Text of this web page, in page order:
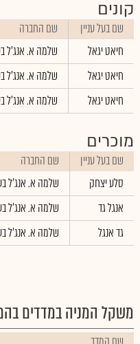
קונים
שם בעל עניין שם החברה
חיאט יגאל
שלמה א. אנג'ל
חיאט יגאל
שלמה א. אנג'ל
חיאט יגאל
שלמה א. אנג'ל
מוכרים
שם בעל עניין שם החברה
סלע יצחק
שלמה א. אנג'ל
אנגל גד
שלמה א. אנג'ל
גד אנגל
שלמה א. אנג'ל
משקל המניה במדדים